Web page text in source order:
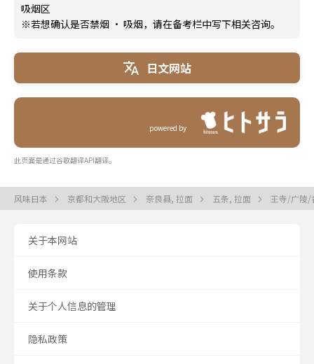
吸烟区
※若想确认是否禁烟 · 吸烟，请在备考栏中写下相关咨询。
日文网站
powered by
此页面是通过谷歌翻译API翻译。
风味日本 京都和大阪地区 奈良县, 拉面 五条, 拉面 王寺/广陵
关于本网站
使用条款
关于个人信息的管理
隐私政策